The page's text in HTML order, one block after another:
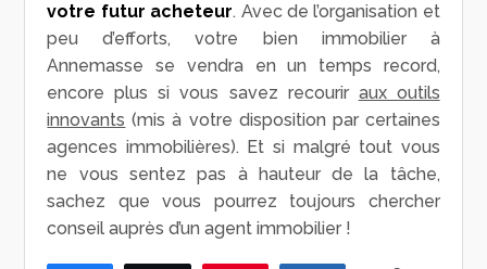
votre futur acheteur. Avec de l’organisation et
peu d’efforts, votre bien immobilier à
Annemasse se vendra en un temps record,
encore plus si vous savez recourir aux outils
innovants (mis à votre disposition par certaines
agences immobilières). Et si malgré tout vous
ne vous sentez pas à hauteur de la tâche,
sachez que vous pourrez toujours chercher
conseil auprès d’un agent immobilier !